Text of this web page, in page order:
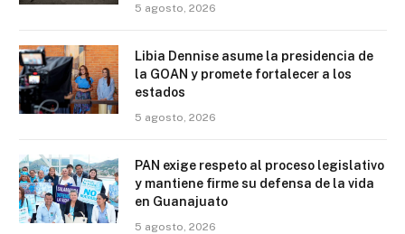
5 agosto, 2026
Libia Dennise asume la presidencia de
la GOAN y promete fortalecer a los
estados
5 agosto, 2026
PAN exige respeto al proceso legislativo
y mantiene firme su defensa de la vida
en Guanajuato
5 agosto, 2026